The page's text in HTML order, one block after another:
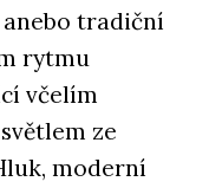
s tepelnou
tradiční
rytmu
včelím
ze
moderní